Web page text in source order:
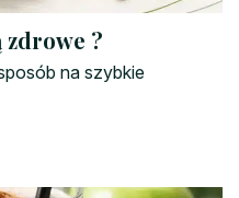
zdrowe ?
na szybkie